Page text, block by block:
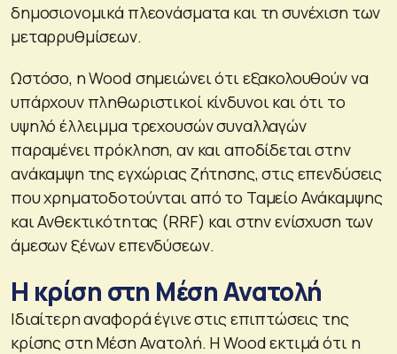
δημοσιονομικά πλεονάσματα και τη συνέχιση των
μεταρρυθμίσεων.
Ωστόσο, η Wood σημειώνει ότι εξακολουθούν να
υπάρχουν πληθωριστικοί κίνδυνοι και ότι το
υψηλό έλλειμμα τρεχουσών συναλλαγών
παραμένει πρόκληση, αν και αποδίδεται στην
ανάκαμψη της εγχώριας ζήτησης, στις επενδύσεις
που χρηματοδοτούνται από το Ταμείο Ανάκαμψης
και Ανθεκτικότητας (RRF) και στην ενίσχυση των
άμεσων ξένων επενδύσεων.
Η κρίση στη Μέση Ανατολή
Ιδιαίτερη αναφορά έγινε στις επιπτώσεις της
κρίσης στη Μέση Ανατολή. Η Wood εκτιμά ότι η